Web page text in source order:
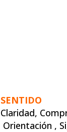
SENTIDO
Claridad,
Orientación ,